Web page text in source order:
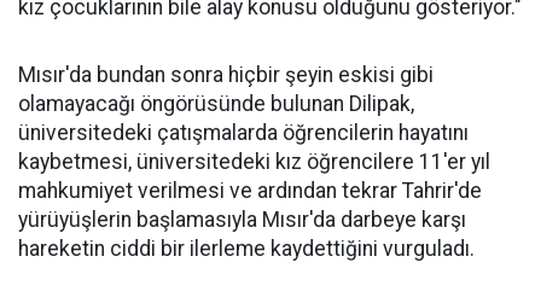
kız çocuklarının bile alay konusu olduğunu gösteriyor."
Mısır'da bundan sonra hiçbir şeyin eskisi gibi
olamayacağı öngörüsünde bulunan Dilipak,
üniversitedeki çatışmalarda öğrencilerin hayatını
kaybetmesi, üniversitedeki kız öğrencilere 11'er yıl
mahkumiyet verilmesi ve ardından tekrar Tahrir'de
yürüyüşlerin başlamasıyla Mısır'da darbeye karşı
hareketin ciddi bir ilerleme kaydettiğini vurguladı.